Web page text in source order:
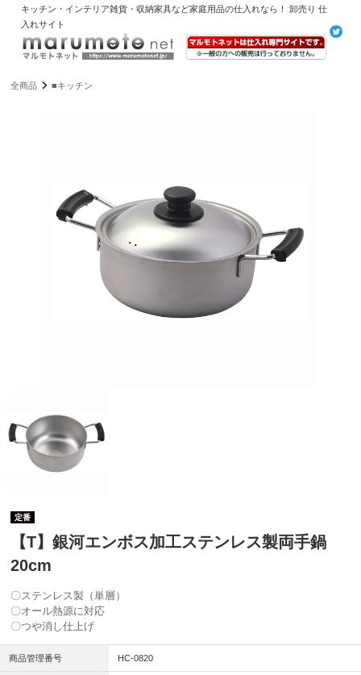
キッチン・インテリア雑貨・収納家具など家庭用品の仕入れなら！ 卸売り 仕
入れサイト
全商品 ■キッチン
定番
【T】銀河エンボス加工ステンレス製両手鍋
20cm
〇ステンレス製（単層）
〇オール熱源に対応
〇つや消し仕上げ
商品管理番号 HC-0820